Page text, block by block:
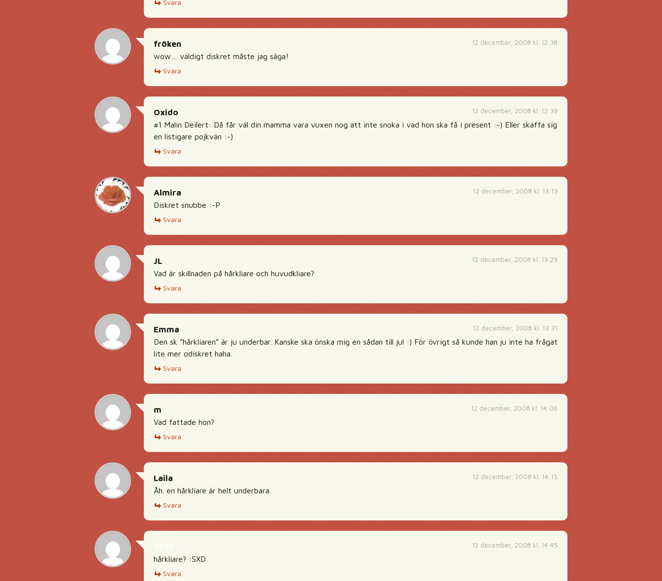
Svara
12 december, 2008 kl. 12:38
fröken
wow… väldigt diskret måste jag säga!
Svara
12 december, 2008 kl. 12:39
Oxido
#1 Malin Deilert: Då får väl din mamma vara vuxen nog att inte snoka i vad hon ska få i present :-) Eller skaffa sig
en listigare pojkvän :-)
Svara
12 december, 2008 kl. 13:13
Almira
Diskret snubbe :-P
Svara
12 december, 2008 kl. 13:29
JL
Vad är skillnaden på hårkliare och huvudkliare?
Svara
12 december, 2008 kl. 13:31
Emma
Den sk ”hårkliaren” är ju underbar. Kanske ska önska mig en sådan till jul :) För övrigt så kunde han ju inte ha frågat
lite mer odiskret haha.
Svara
12 december, 2008 kl. 14:06
m
Vad fattade hon?
Svara
12 december, 2008 kl. 14:15
Laila
Åh. en hårkliare är helt underbara.
Svara
12 december, 2008 kl. 14:45
hårkliare? :SXD
Svara